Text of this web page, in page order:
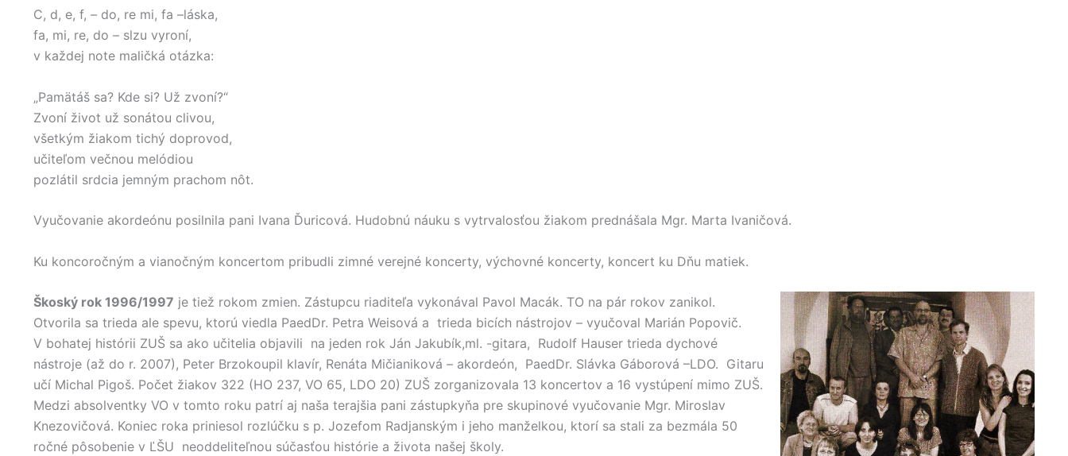
C, d, e, f, – do, re mi, fa –láska,
fa, mi, re, do – slzu vyroní,
v každej note maličká otázka:
„Pamätáš sa? Kde si? Už zvoní?“
Zvoní život už sonátou clivou,
všetkým žiakom tichý doprovod,
učiteľom večnou melódiou
pozlátil srdcia jemným prachom nôt.
Vyučovanie akordeónu posilnila pani Ivana Ďuricová. Hudobnú náuku s vytrvalosťou žiakom prednášala Mgr. Marta Ivaničová.
Ku koncoročným a vianočným koncertom pribudli zimné verejné koncerty, výchovné koncerty, koncert ku Dňu matiek.
Škoský rok 1996/1997 je tiež rokom zmien. Zástupcu riaditeľa vykonával Pavol Macák. TO na pár rokov zanikol.
Otvorila sa trieda ale spevu, ktorú viedla PaedDr. Petra Weisová a trieda bicích nástrojov – vyučoval Marián Popovič.
V bohatej histórii ZUŠ sa ako učitelia objavili na jeden rok Ján Jakubík,ml. -gitara, Rudolf Hauser trieda dychové
nástroje (až do r. 2007), Peter Brzokoupil klavír, Renáta Mičianiková – akordeón, PaedDr. Slávka Gáborová –LDO. Gitaru
učí Michal Pigoš. Počet žiakov 322 (HO 237, VO 65, LDO 20) ZUŠ zorganizovala 13 koncertov a 16 vystúpení mimo ZUŠ.
Medzi absolventky VO v tomto roku patrí aj naša terajšia pani zástupkyňa pre skupinové vyučovanie Mgr. Miroslav
Knezovičová. Koniec roka priniesol rozlúčku s p. Jozefom Radjanským i jeho manželkou, ktorí sa stali za bezmála 50
ročné pôsobenie v ĽŠU neoddeliteľnou súčasťou histórie a života našej školy.